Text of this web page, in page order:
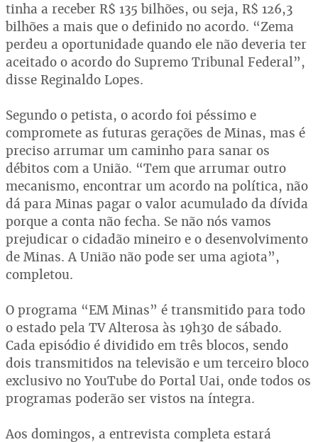
tinha a receber R$ 135 bilhões, ou seja, R$ 126,3
bilhões a mais que o definido no acordo. “Zema
perdeu a oportunidade quando ele não deveria ter
aceitado o acordo do Supremo Tribunal Federal”,
disse Reginaldo Lopes.
Segundo o petista, o acordo foi péssimo e
compromete as futuras gerações de Minas, mas é
preciso arrumar um caminho para sanar os
débitos com a União. “Tem que arrumar outro
mecanismo, encontrar um acordo na política, não
dá para Minas pagar o valor acumulado da dívida
porque a conta não fecha. Se não nós vamos
prejudicar o cidadão mineiro e o desenvolvimento
de Minas. A União não pode ser uma agiota”,
completou.
O programa “EM Minas” é transmitido para todo
o estado pela TV Alterosa às 19h30 de sábado.
Cada episódio é dividido em três blocos, sendo
dois transmitidos na televisão e um terceiro bloco
exclusivo no YouTube do Portal Uai, onde todos os
programas poderão ser vistos na íntegra.
Aos domingos, a entrevista completa estará